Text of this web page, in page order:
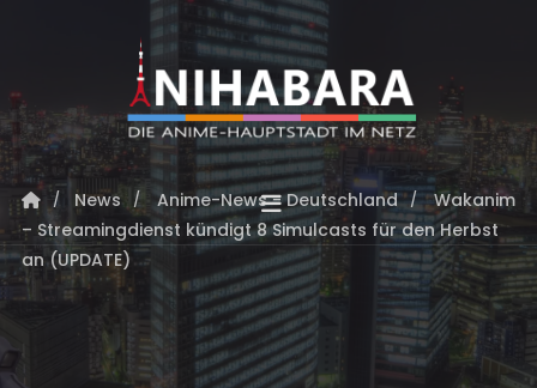
News Anime-News - Deutschland
Wakanim
– Streamingdienst kündigt 8 Simulcasts für den Herbst
an (UPDATE)